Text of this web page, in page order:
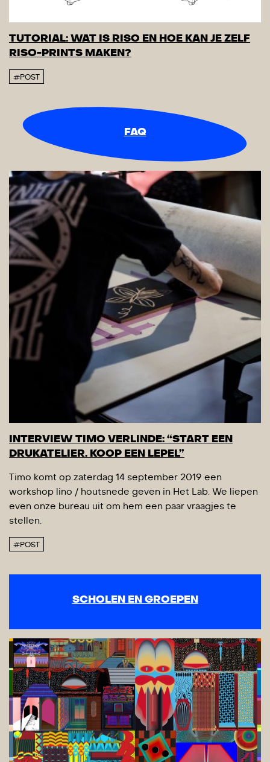
TUTORIAL: WAT IS RISO EN HOE KAN JE ZELF
RISO-PRINTS MAKEN?
#POST
FAQ
INTERVIEW TIMO VERLINDE: “START EEN
DRUKATELIER. KOOP EEN LEPEL”
Timo komt op zaterdag 14 september 2019 een
workshop lino / houtsnede geven in Het Lab. We liepen
even onze bureau uit om hem een paar vraagjes te
stellen.
#POST
SCHOLEN EN GROEPEN